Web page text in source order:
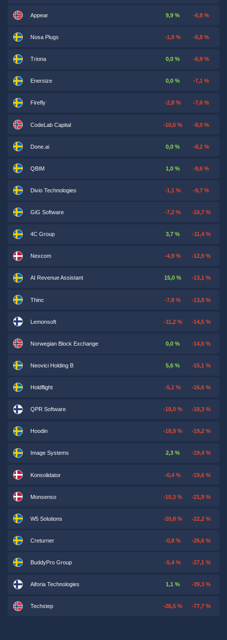
Appear 9,9 % -6,8 %
Nosa Plugs -1,0 % -6,8 %
Triona 0,0 % -6,9 %
Enersize 0,0 % -7,1 %
Firefly -2,8 % -7,6 %
CodeLab Capital -10,6 % -8,0 %
Done.ai 0,0 % -8,2 %
QBIM 1,0 % -9,6 %
Divio Technologies -1,1 % -9,7 %
GiG Software -7,2 % -10,7 %
4C Group 3,7 % -11,4 %
Nexcom -4,9 % -12,9 %
AI Revenue Assistant 15,0 % -13,1 %
Thinc -7,8 % -13,8 %
Lemonsoft -11,2 % -14,5 %
Norwegian Block Exchange 0,0 % -14,6 %
Neovici Holding B 5,6 % -15,1 %
Holdflight -5,1 % -16,6 %
QPR Software -18,0 % -18,3 %
Hoodin -18,9 % -19,2 %
Image Systems 2,3 % -19,4 %
Konsolidator -0,4 % -19,6 %
Monsenso -10,3 % -21,9 %
W5 Solutions -20,8 % -22,2 %
Creturner -0,8 % -26,6 %
BuddyPro Group -5,4 % -27,1 %
Aiforia Technologies 1,1 % -39,3 %
Techstep -26,5 % -77,7 %